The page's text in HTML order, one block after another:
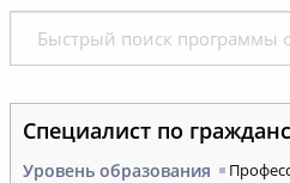
Специалист по
Уровень образования